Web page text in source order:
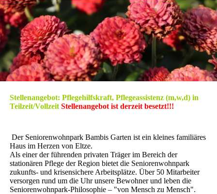
Stellenangebot: Pflegehilfskraft, Pflegeassistenz (m,w,d) in
Teilzeit/Vollzeit Stellenangebot ist derzeit besetzt!!!
Der Seniorenwohnpark Bambis Garten ist ein kleines familiäres
Haus im Herzen von Eltze.
Als einer der führenden privaten Träger im Bereich der
stationären Pflege der Region bietet die Seniorenwohnpark
zukunfts- und krisensichere Arbeitsplätze. Über 50 Mitarbeiter
versorgen rund um die Uhr unsere Bewohner und leben die
Seniorenwohnpark-Philosophie – "von Mensch zu Mensch".